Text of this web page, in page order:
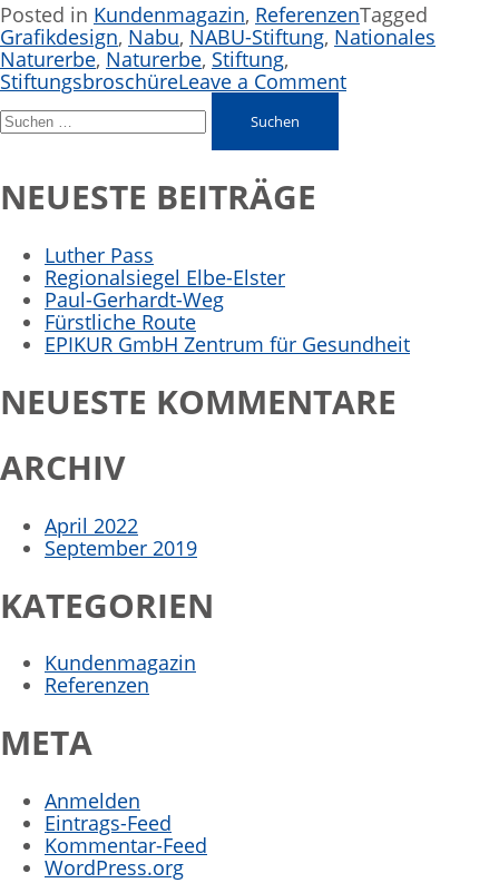
Posted in Kundenmagazin, ReferenzenTagged
Grafikdesign, Nabu, NABU-Stiftung, Nationales
Naturerbe, Naturerbe, Stiftung,
StiftungsbroschüreLeave a Comment
NEUESTE BEITRÄGE
Luther Pass
Regionalsiegel Elbe-Elster
Paul-Gerhardt-Weg
Fürstliche Route
EPIKUR GmbH Zentrum für Gesundheit
NEUESTE KOMMENTARE
ARCHIV
April 2022
September 2019
KATEGORIEN
Kundenmagazin
Referenzen
META
Anmelden
Eintrags-Feed
Kommentar-Feed
WordPress.org